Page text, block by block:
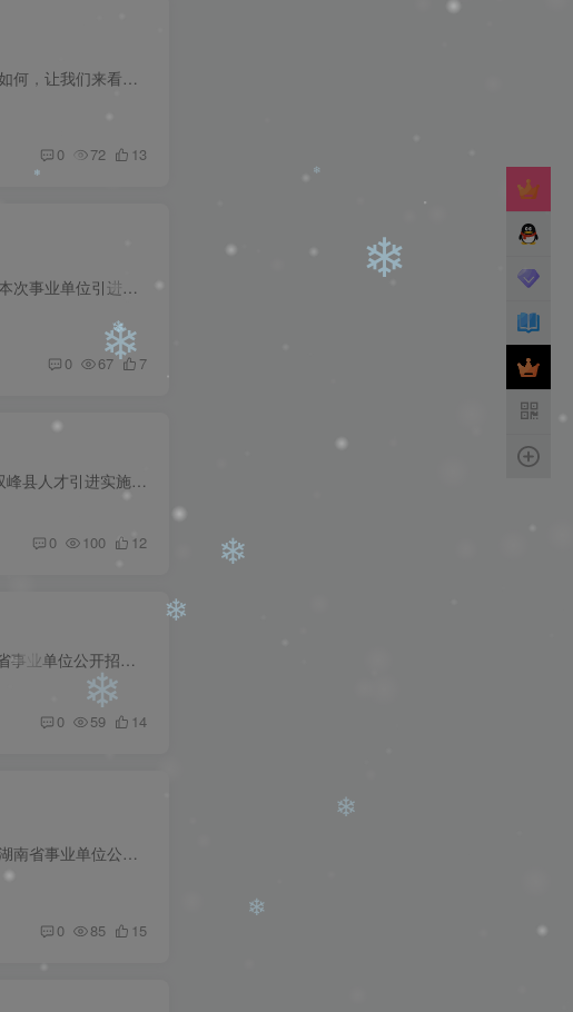
就目前而言，就业是一个很热门的话题，作为弱势小众的哲学专业就业怎么样，就业方向又如何，让我们来看看吧。 哲学有几大方向 马哲 外哲 中哲 伦理学等 其中马哲是相对容易就业的专业。 哲学就...
0 72 13
根据《2023年浙江湖州德清高层次人才“蓄水池”全球引才公告》（2023年4月25日发布），本次事业单位引进高层次人才计划招聘13个岗位，共35人。现经组织人事部门研究决定，将面试相关事项通知如...
0 67 7
为大力实施人才强县战略，优化我县人才队伍结构，根据《湖南省事业单位公开招聘人员办法》(湘人社发〔2019〕1号)、《双峰县人才引进实施办法》（双办发〔2019〕2号）文件规定，经双峰县委、县政...
0 100 12
根据《中组部、人社部关于进一步做好艰苦边远地区县乡事业单位公开招聘工作的通知》（人社部规〔2016〕3号）、《湖南省事业单位公开招聘人员办法》（湘人社发〔2019〕1号）等文件精神,经研究并...
0 59 14
为全面实施人才强市战略，加大人才引进力度，为我市经济社会发展提供人才支撑，根据《湖南省事业单位公开招聘人员办法》（湘人社发〔2019〕1号）、《邵阳市宝庆人才行动计划》和《武冈市都梁人...
0 85 15
❄
❄
❄